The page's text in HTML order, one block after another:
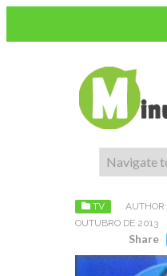
TV AUTHOR:
OUTUBRO DE 2013
Share